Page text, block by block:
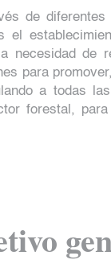
de
necesidad de
para
a todas
forestal,